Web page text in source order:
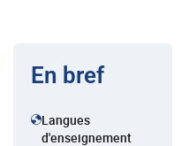
En bref
Langues
d'enseignement